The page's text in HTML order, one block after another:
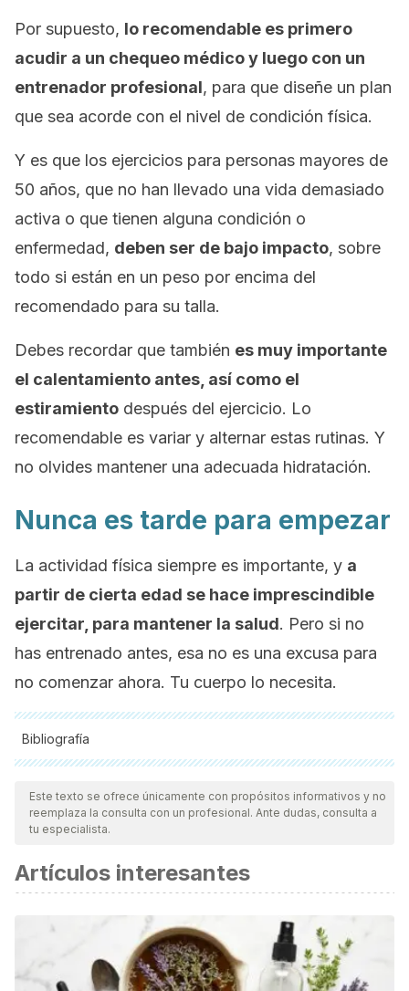
Por supuesto, lo recomendable es primero
acudir a un chequeo médico y luego con un
entrenador profesional, para que diseñe un plan
que sea acorde con el nivel de condición física.
Y es que los ejercicios para personas mayores de
50 años, que no han llevado una vida demasiado
activa o que tienen alguna condición o
enfermedad, deben ser de bajo impacto, sobre
todo si están en un peso por encima del
recomendado para su talla.
Debes recordar que también es muy importante
el calentamiento antes, así como el
estiramiento después del ejercicio. Lo
recomendable es variar y alternar estas rutinas. Y
no olvides mantener una adecuada hidratación.
Nunca es tarde para empezar
La actividad física siempre es importante, y a
partir de cierta edad se hace imprescindible
ejercitar, para mantener la salud. Pero si no
has entrenado antes, esa no es una excusa para
no comenzar ahora. Tu cuerpo lo necesita.
Bibliografía
Todas las fuentes citadas fueron revisadas a profundidad por
nuestro equipo, para asegurar su calidad, confiabilidad,
vigencia y validez.La bibliografía de este artículo fue
científica.
Fernández Martínez, N., Pozo-Bohórquez, C. & Sánchez-
Canales, V. (2022). Combinación de entrenamiento de
fuerza y aeróbico en adultos mayores: efectos en
rendimiento funcional, fuerza, masa grasa y dolor. Retos:
Este texto se ofrece únicamente con propósitos informativos y no
reemplaza la consulta con un profesional. Ante dudas, consulta a
tu especialista.
Artículos interesantes